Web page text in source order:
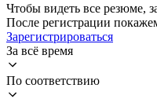
Чтобы видеть все резюме,
После регистрации
Зарегистрироваться
За всё время
По соответствию